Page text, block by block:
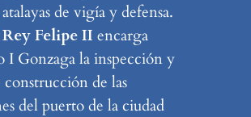
de vigía y defensa.
Rey Felipe II encarga
I Gonzaga la inspección y
de las
del puerto de la ciudad